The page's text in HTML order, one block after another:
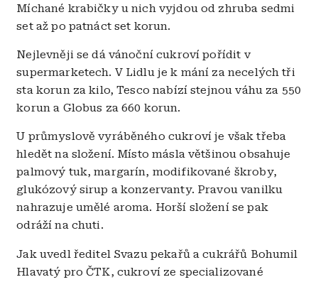
Míchané krabičky u nich vyjdou od zhruba sedmi
set až po patnáct set korun.
Nejlevněji se dá vánoční cukroví pořídit v
supermarketech. V Lidlu je k mání za necelých tři
sta korun za kilo, Tesco nabízí stejnou váhu za 550
korun a Globus za 660 korun.
U průmyslově vyráběného cukroví je však třeba
hledět na složení. Místo másla většinou obsahuje
palmový tuk, margarín, modifikované škroby,
glukózový sirup a konzervanty. Pravou vanilku
nahrazuje umělé aroma. Horší složení se pak
odráží na chuti.
Jak uvedl ředitel Svazu pekařů a cukrářů Bohumil
Hlavatý pro ČTK, cukroví ze specializované